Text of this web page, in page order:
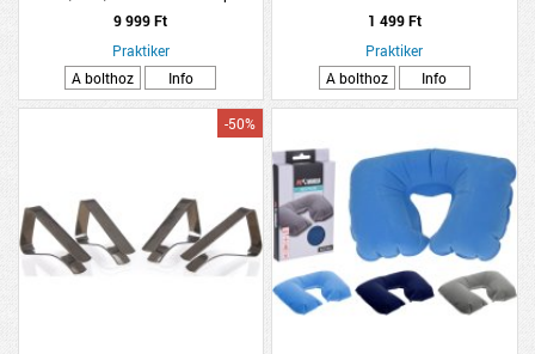
9 999 Ft
Praktiker
A bolthoz
Info
(296090)
1 499 Ft
Praktiker
A bolthoz
Info
-50%